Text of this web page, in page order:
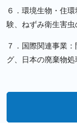
６．環境生物・住
験、ねずみ衛生害虫
７．国際関連事業
グ、日本の廃棄物処